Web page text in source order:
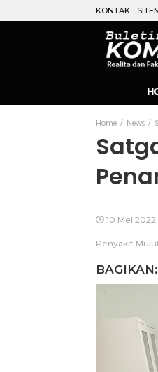
KONTAK
Home News
10 Mei 2022
Penyakit
BAGIKAN: